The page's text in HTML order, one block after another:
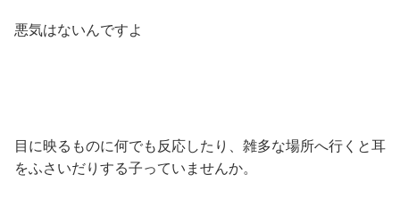
悪気はないんですよ
目に映るものに何でも反応したり、雑多な場所へ行くと耳
をふさいだりする子っていませんか。